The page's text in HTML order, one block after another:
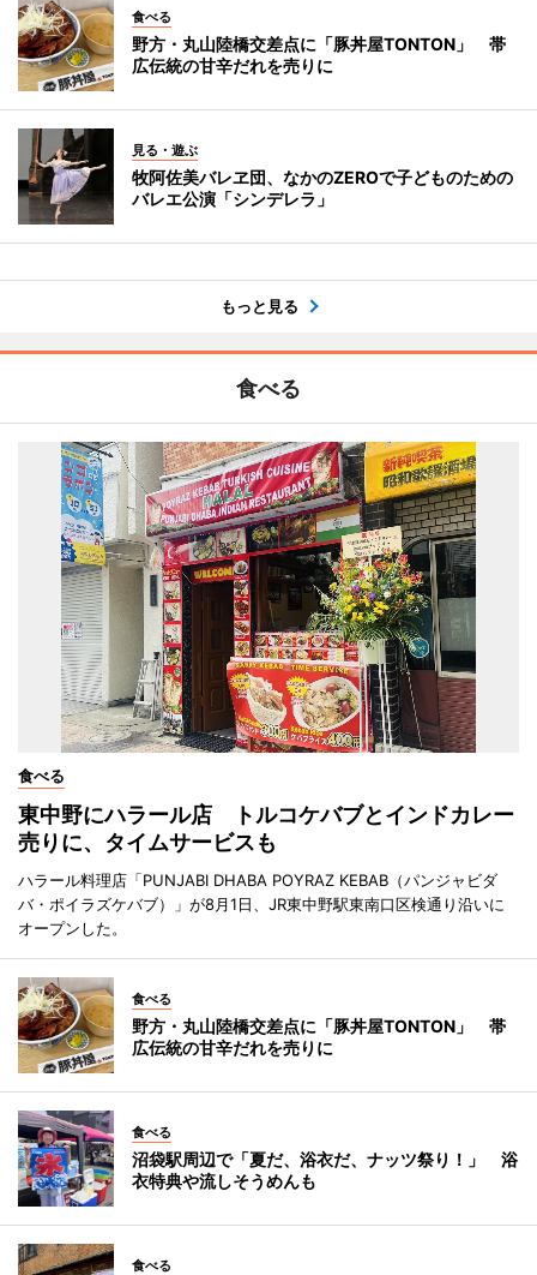
食べる
野方・丸山陸橋交差点に「豚丼屋TONTON」 帯
広伝統の甘辛だれを売りに
見る・遊ぶ
牧阿佐美バレヱ団、なかのZEROで子どものための
バレエ公演「シンデレラ」
もっと見る
食べる
食べる
東中野にハラール店 トルコケバブとインドカレー
売りに、タイムサービスも
ハラール料理店「PUNJABI DHABA POYRAZ KEBAB（パンジャビダ
バ・ポイラズケバブ）」が8月1日、JR東中野駅東南口区検通り沿いに
オープンした。
食べる
野方・丸山陸橋交差点に「豚丼屋TONTON」 帯
広伝統の甘辛だれを売りに
食べる
沼袋駅周辺で「夏だ、浴衣だ、ナッツ祭り！」 浴
衣特典や流しそうめんも
食べる